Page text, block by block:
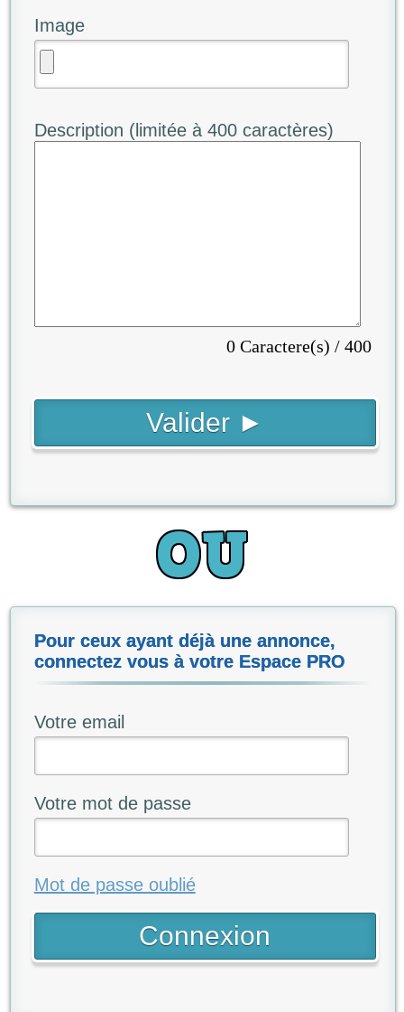
Image
Description (limitée à 400 caractères)
0 Caractere(s) / 400
Pour ceux ayant déjà une annonce,
connectez vous à votre Espace PRO
Votre email
Votre mot de passe
Mot de passe oublié